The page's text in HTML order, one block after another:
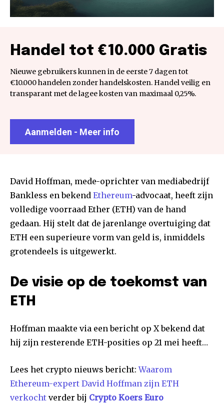
Handel tot €10.000 Gratis
Nieuwe gebruikers kunnen in de eerste 7 dagen tot
€10.000 handelen zonder handelskosten. Handel veilig en
transparant met de lagee kosten van maximaal 0,25%.
Aanmelden - Meer info
David Hoffman, mede-oprichter van mediabedrijf
Bankless en bekend Ethereum-advocaat, heeft zijn
volledige voorraad Ether (ETH) van de hand
gedaan. Hij stelt dat de jarenlange overtuiging dat
ETH een superieure vorm van geld is, inmiddels
grotendeels is uitgewerkt.
De visie op de toekomst van
ETH
Hoffman maakte via een bericht op X bekend dat
hij zijn resterende ETH-posities op 21 mei heeft…
Lees het crypto nieuws bericht:Waarom
Ethereum-expert David Hoffman zijn ETH
verkocht verder bij Crypto Koers Euro